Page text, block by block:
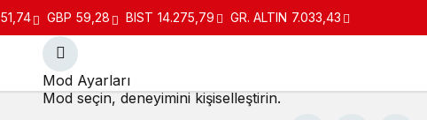
51,74 GBP 59,28 BIST 14.275,79 GR. ALTIN 7.033,43
Mod Ayarları
Mod seçin, deneyimini kişiselleştirin.